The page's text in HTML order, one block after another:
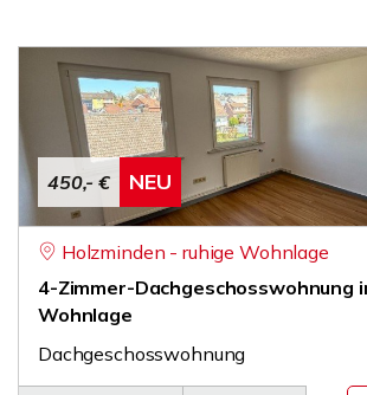
450,- € NEU
Holzminden - ruhige Wohnlage
4-Zimmer-Dachgeschosswohnung
Wohnlage
Dachgeschosswohnung